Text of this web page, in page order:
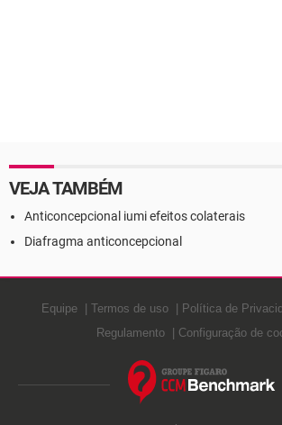
VEJA TAMBÉM
Anticoncepcional iumi efeitos colaterais
Diafragma anticoncepcional
Equipe Termos de uso Política de
Regulamento
Configuração de